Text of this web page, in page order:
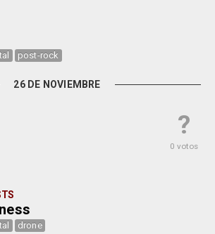
post-rock
26 DE NOVIEMBRE
?
0 votos
drone